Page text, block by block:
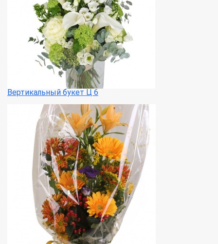
Вертикальный букет Ц 6